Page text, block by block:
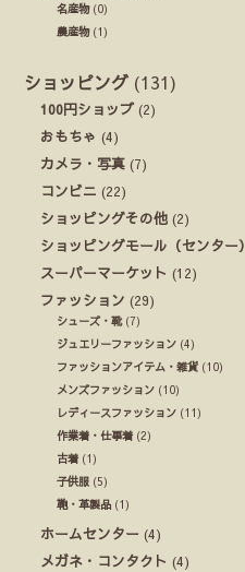
名産物(0)
農産物(1)
ショッピング (131)
100円ショップ (2)
おもちゃ (4)
カメラ・写真 (7)
コンビニ (22)
ショッピングその他 (2)
ショッピングモール（センター）
スーパーマーケット (12)
ファッション (29)
シューズ・靴(7)
ジュエリーファッション (4)
ファッションアイテム・雑貨 (10)
メンズファッション (10)
レディースファッション (11)
作業着・仕事着 (2)
古着 (1)
子供服 (5)
鞄・革製品 (1)
ホームセンター (4)
メガネ・コンタクト (4)